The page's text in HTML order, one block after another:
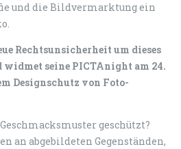
und die Bildvermarktung ein
Rechtsunsicherheit um dieses
widmet seine PICTAnight am 24.
Designschutz von Foto-
geschützt?
an abgebildeten Gegenständen,